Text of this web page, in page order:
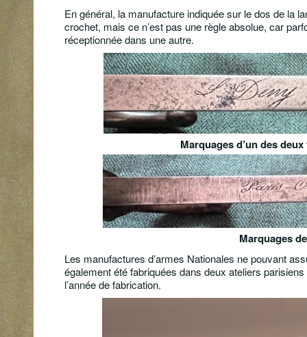
En général, la manufacture indiquée sur le dos de la
crochet, mais ce n’est pas une règle absolue, car
réceptionnée dans une autre.
Marquages d’un des
Marquages
Les manufactures d’armes Nationales ne pouvant
également été fabriquées dans deux ateliers
l’année de fabrication.